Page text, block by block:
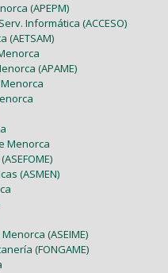
(APEPM)
Informática (ACCESO)
(AETSAM)
(APAME)
Menorca
(ASMEN)
(ASEIME)
(FONGAME)